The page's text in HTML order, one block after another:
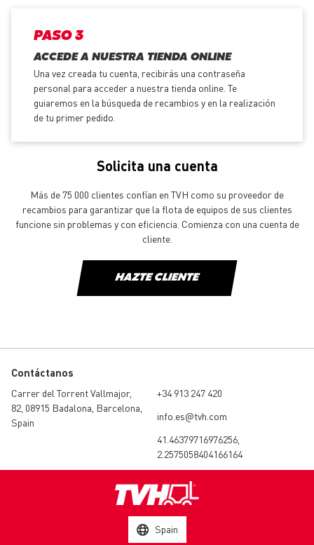
PASO 3
ACCEDE A NUESTRA TIENDA ONLINE
Una vez creada tu cuenta, recibirás una contraseña
personal para acceder a nuestra tienda online. Te
guiaremos en la búsqueda de recambios y en la realización
de tu primer pedido.
Solicita una cuenta
Más de 75 000 clientes confían en TVH como su proveedor de
recambios para garantizar que la flota de equipos de sus clientes
funcione sin problemas y con eficiencia. Comienza con una cuenta de
cliente.
HAZTE CLIENTE
Contáctanos
Carrer del Torrent Vallmajor,
82, 08915 Badalona, Barcelona,
Spain
+34 913 247 420
info.es@tvh.com
41.46379716976256,
2.2575058404166164
Spain